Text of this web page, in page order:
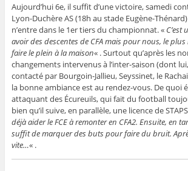
Aujourd’hui 6e, il suffit d’une victoire, samedi
Lyon-Duchère AS (18h au stade Eugène-
n’entre dans le 1er tiers du championnat. «
avoir des descentes de CFA mais pour nous, le plus
faire le plein à la maison« . Surtout qu’après les
changements intervenus à l’inter-saison (dont
contacté par Bourgoin-Jallieu, Seyssinet, le
la bonne ambiance est au rendez-vous. De quoi
attaquant des Écureuils, qui fait du football
bien qu’il suive, en parallèle, une licence de
déjà aider le FCE à remonter en CFA2. Ensuite, en
suffit de marquer des buts pour faire du bruit.
vite…« .